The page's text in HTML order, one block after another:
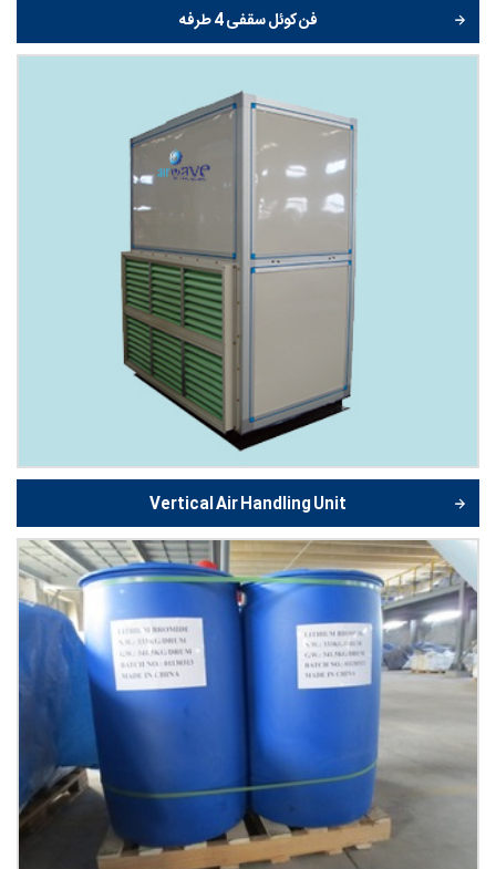
فن کوئل سقفی 4 طرفه
Vertical Air Handling Unit